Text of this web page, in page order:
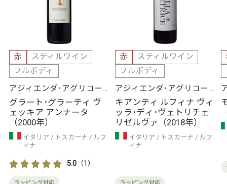
赤
スティルワイン
フルボディ
アジィエンダ･アグリコー
ラ･グラーティ
グラート･グラーティ ヴ
ェッキア アンナータ
（2000年）
イタリア トスカーナ
ルフ
ィナ
5.0（1）
赤
スティルワイン
フルボディ
アジィエンダ･アグリコー
ラ･グラーティ
キアンティ ルフィナ ヴィ
ッラ･ディ･ヴェトリチェ
リゼルヴァ（2018年）
イタリア トスカーナ
ルフ
ィナ